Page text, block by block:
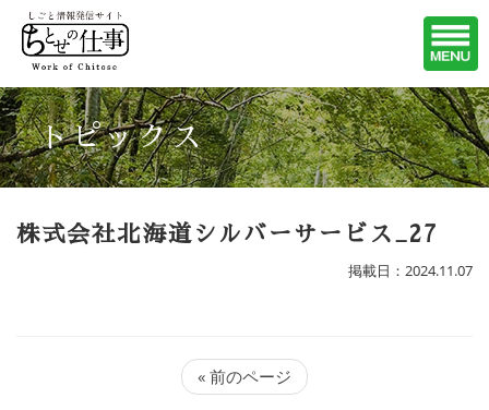
トピックス
株式会社北海道シルバーサービス_27
掲載日：2024.11.07
« 前のページ